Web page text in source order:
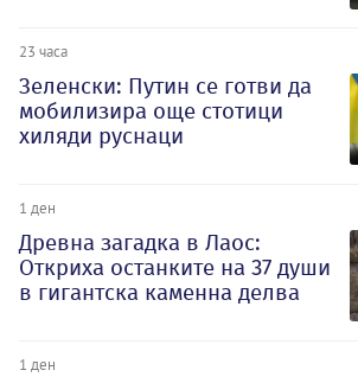
23 часа
Зеленски: Путин се готви да
мобилизира още стотици
хиляди руснаци
1 ден
Древна загадка в Лаос:
Откриха останките на 37 души
в гигантска каменна делва
1 ден